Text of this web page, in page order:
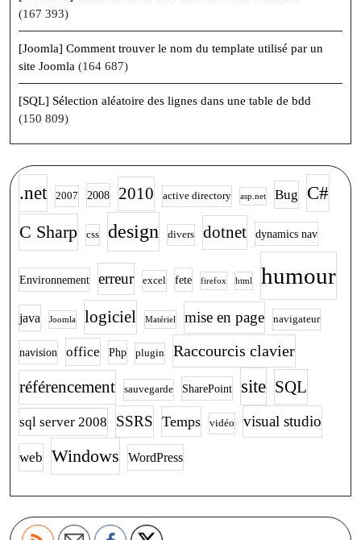
(167 393)
[Joomla] Comment trouver le nom du template utilisé par un
site Joomla (164 687)
[SQL] Sélection aléatoire des lignes dans une table de bdd
(150 809)
.net 2007 2008 2010 active directory asp.net Bug
C#
C Sharp
css design divers dotnet dynamics nav
Environnement erreur excel fete firefox html humour
java Joomla logiciel Matériel mise en page navigateur
navision office Php plugin Raccourcis clavier
référencement sauvegarde SharePoint site SQL
sql server 2008 SSRS Temps vidéo visual studio
web Windows WordPress